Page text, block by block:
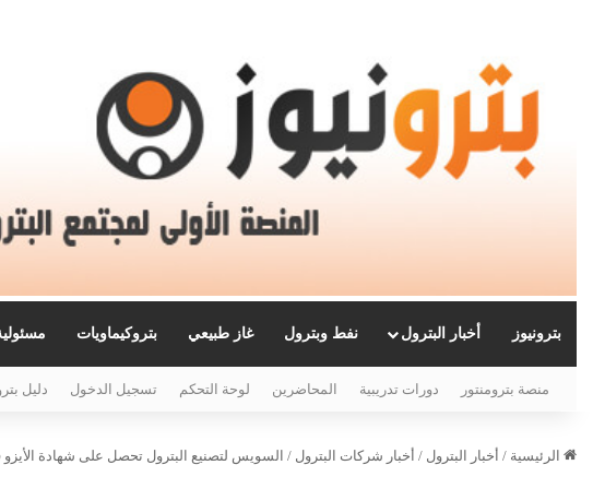
بترونيوز أخبار البترول نفط وبترول غاز طبيعي بتروكيماويات
منصة بترومنتور دورات تدريبية المحاضرين لوحة التحكم تسجيل الدخول دليل
الرئيسية / أخبار البترول / أخبار شركات البترول / السويس لتصنيع البترول تحصل على شهادة الأيزو